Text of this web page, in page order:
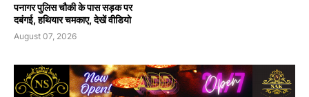
पनागर पुलिस चौकी के पास सड़क पर
दबंगई, हथियार चमकाए, देखें वीडियो
August 07, 2026